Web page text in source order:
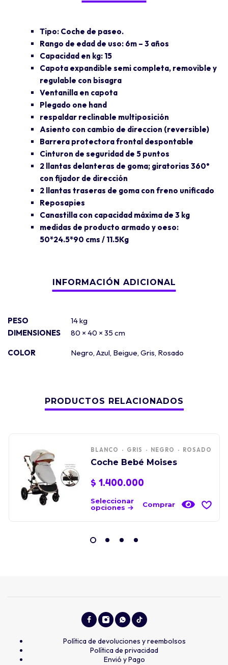
Tipo: Coche de paseo.
Rango de edad de uso: 6m – 3 años
Capacidad en kg: 15
Capota expandible semi completa, removible y
regulable con bisagra
Ventanilla en capota
Plegado one hand
respaldar reclinable multiposición
Asiento con cambio de direccion (reversible)
Barrera protectora frontal despontable
Cinturon de seguridad de 5 puntos
2 llantas delanteras de goma; giratorias 360°
con fijador de dirección
2 llantas traseras de goma con freno unificado
Reposapies
Canastilla con capacidad máxima de 3 kg
medidas de producto armado y oeso:
50*24.5*90 cms / 11.5Kg
PESO
14 kg
DIMENSIONES
80 × 40 × 35 cm
COLOR Negro, Azul, Beigue, Gris, Rosado
PRODUCTOS RELACIONADOS
BLANCO GRIS NEGRO ROSADO
Coche Bebé Moises
$ 1.400.000
Seleccionar
opciones
Comprar
Política de devoluciones y reembolsos
Política de privacidad
Envió y Pago